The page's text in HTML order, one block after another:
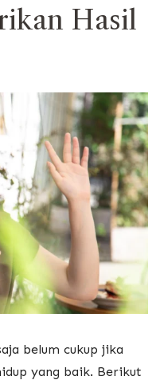
Hasil
belum cukup jika
yang baik. Berikut